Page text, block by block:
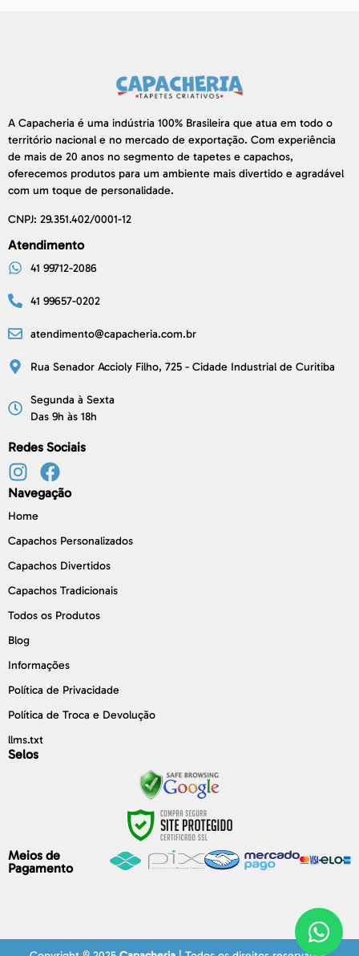
A Capacheria é uma indústria 100% Brasileira que atua em todo o
território nacional e no mercado de exportação. Com experiência
de mais de 20 anos no segmento de tapetes e capachos,
oferecemos produtos para um ambiente mais divertido e agradável
com um toque de personalidade.
CNPJ: 29.351.402/0001-12
Atendimento
41 99712-2086
41 99657-0202
atendimento@capacheria.com.br
Rua Senador Accioly Filho, 725 - Cidade Industrial de Curitiba
Segunda à Sexta
Das 9h às 18h
Redes Sociais
Navegação
Home
Capachos Personalizados
Capachos Divertidos
Capachos Tradicionais
Todos os Produtos
Blog
Informações
Política de Privacidade
Política de Troca e Devolução
llms.txt
Selos
Meios de
Pagamento